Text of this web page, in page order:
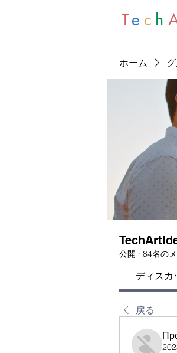
Te c h
ホーム
公開 · 84名の
ディスカ
戻る